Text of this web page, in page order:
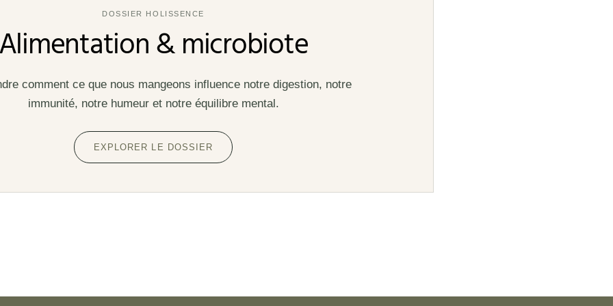
DOSSIER HOLISSENCE
Alimentation & microbiote
comment ce que nous mangeons influence notre digestion, notre
immunité, notre humeur et notre équilibre mental.
EXPLORER LE DOSSIER